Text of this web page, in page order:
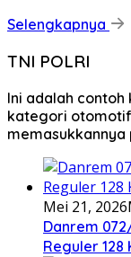
Selengkapnya
TNI POLRI
Ini adalah
kategori
Mei 21, 2026
Danrem
Reguler 128